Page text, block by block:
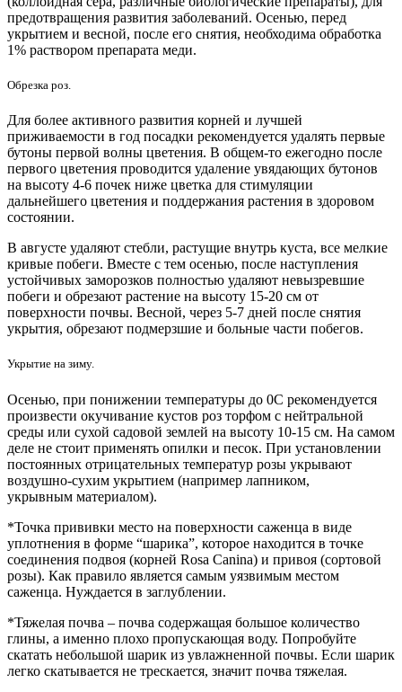
предотвращения развития заболеваний. Осенью, перед
укрытием и весной, после его снятия, необходима обработка
1% раствором препарата меди.
Обрезка роз.
Для более активного развития корней и лучшей
приживаемости в год посадки рекомендуется удалять первые
бутоны первой волны цветения. В общем-то ежегодно после
первого цветения проводится удаление увядающих бутонов
на высоту 4-6 почек ниже цветка для стимуляции
дальнейшего цветения и поддержания растения в здоровом
состоянии.
В августе удаляют стебли, растущие внутрь куста, все мелкие
кривые побеги. Вместе с тем осенью, после наступления
устойчивых заморозков полностью удаляют невызревшие
побеги и обрезают растение на высоту 15-20 см от
поверхности почвы. Весной, через 5-7 дней после снятия
укрытия, обрезают подмерзшие и больные части побегов.
Укрытие на зиму.
Осенью, при понижении температуры до 0С рекомендуется
произвести окучивание кустов роз торфом с нейтральной
среды или сухой садовой землей на высоту 10-15 см. На самом
деле не стоит применять опилки и песок. При установлении
постоянных отрицательных температур розы укрывают
воздушно-сухим укрытием (например лапником,
укрывным материалом).
*Точка прививки место на поверхности саженца в виде
уплотнения в форме “шарика”, которое находится в точке
соединения подвоя (корней Rosa Canina) и привоя (сортовой
розы). Как правило является самым уязвимым местом
саженца. Нуждается в заглублении.
*Тяжелая почва – почва содержащая большое количество
глины, а именно плохо пропускающая воду. Попробуйте
скатать небольшой шарик из увлажненной почвы. Если шарик
легко скатывается не трескается, значит почва тяжелая.